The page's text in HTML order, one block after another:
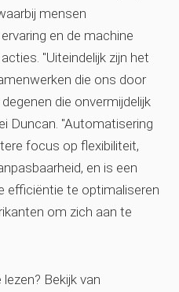
mensen
en de machine
"Uiteindelijk zijn het
die ons door
die onvermijdelijk
Duncan. "Automatisering
focus op flexibiliteit,
en is een
efficiëntie te optimaliseren
om zich aan te
Bekijk van